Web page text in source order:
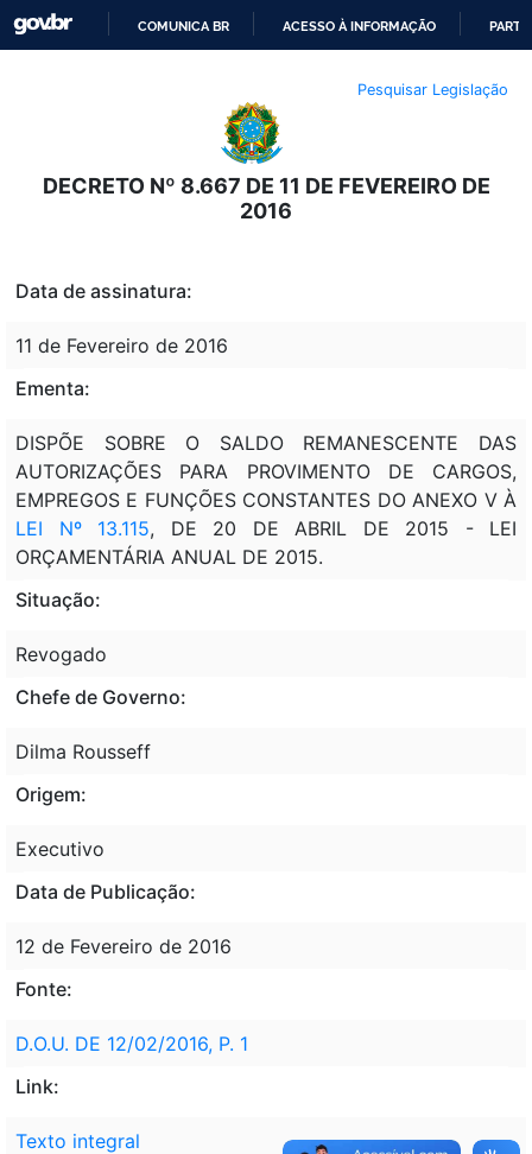
O
CONTEÚDO
COMUNICA BR ACESSO À INFORMAÇÃO
Pesquisar Legislação
DECRETO Nº 8.667 DE 11 DE FEVEREIRO DE
2016
Data de assinatura:
11 de Fevereiro de 2016
Ementa:
DISPÕE SOBRE O SALDO REMANESCENTE DAS
AUTORIZAÇÕES PARA PROVIMENTO DE CARGOS,
EMPREGOS E FUNÇÕES CONSTANTES DO ANEXO V À
LEI Nº 13.115, DE 20 DE ABRIL DE 2015 - LEI
ORÇAMENTÁRIA ANUAL DE 2015.
Situação:
Revogado
Chefe de Governo:
Dilma Rousseff
Origem:
Executivo
Data de Publicação:
12 de Fevereiro de 2016
Fonte:
D.O.U. DE 12/02/2016, P. 1
Link:
Texto integral